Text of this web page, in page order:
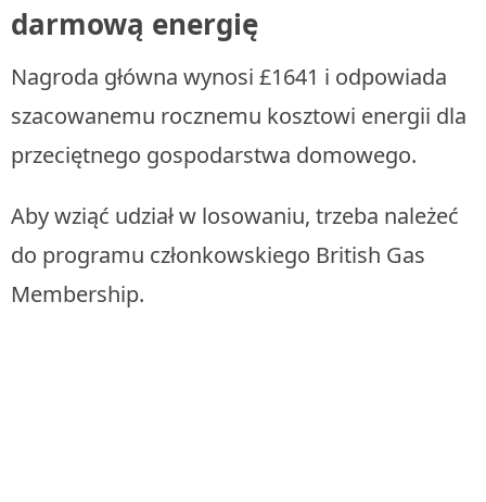
darmową energię
Nagroda główna wynosi £1641 i odpowiada
szacowanemu rocznemu kosztowi energii dla
przeciętnego gospodarstwa domowego.
Aby wziąć udział w losowaniu, trzeba należeć
do programu członkowskiego British Gas
Membership.